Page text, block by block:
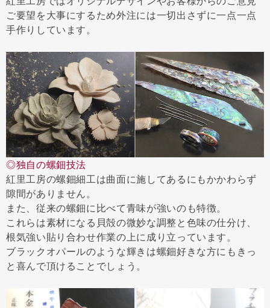
ご要望を大事にするため外注には一切出さずに一点一点
手作りしています。
◎独自の螺鈿技法
紅里工房の螺鈿細工は曲面に施してあるにもかかわらず
隙間がありません。
また、従来の螺鈿に比べて青味が強いのも特徴。
これらは素材になる貝殻の微妙な調整と色味の仕分け、
根気強い貼り合わせ作業の上に成り立っています。
ブラックオパールのような輝きは螺鈿好きな方にもきっ
と喜んで頂けることでしょう。